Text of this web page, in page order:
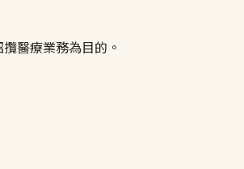
醫療業務為目的。